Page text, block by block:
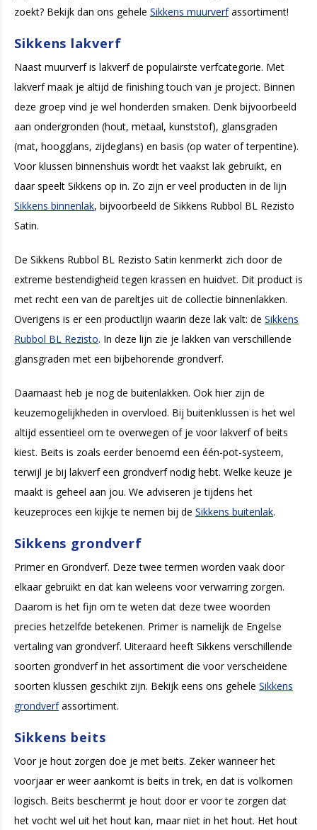
zoekt? Bekijk dan ons gehele Sikkens muurverfassortiment!
Sikkens lakverf
Naast muurverf is lakverf de populairste verfcategorie. Met
lakverf maak je altijd de finishing touch van je project. Binnen
deze groep vind je wel honderden smaken. Denk bijvoorbeeld
aan ondergronden (hout, metaal, kunststof), glansgraden
(mat, hoogglans, zijdeglans) en basis (op water of terpentine).
Voor klussen binnenshuis wordt het vaakst lak gebruikt, en
daar speelt Sikkens op in. Zo zijn er veel producten in de lijn
Sikkens binnenlak, bijvoorbeeld de Sikkens Rubbol BL Rezisto
Satin.
De Sikkens Rubbol BL Rezisto Satin kenmerkt zich door de
extreme bestendigheid tegen krassen en huidvet. Dit product is
met recht een van de pareltjes uit de collectie binnenlakken.
Overigens is er een productlijn waarin deze lak valt: de Sikkens
Rubbol BL Rezisto. In deze lijn zie je lakken van verschillende
glansgraden met een bijbehorende grondverf.
Daarnaast heb je nog de buitenlakken. Ook hier zijn de
keuzemogelijkheden in overvloed. Bij buitenklussen is het wel
altijd essentieel om te overwegen of je voor lakverf of beits
kiest. Beits is zoals eerder benoemd een één-pot-systeem,
terwijl je bij lakverf een grondverf nodig hebt. Welke keuze je
maakt is geheel aan jou. We adviseren je tijdens het
keuzeproces een kijkje te nemen bij de Sikkens buitenlak.
Sikkens grondverf
Primer en Grondverf. Deze twee termen worden vaak door
elkaar gebruikt en dat kan weleens voor verwarring zorgen.
Daarom is het fijn om te weten dat deze twee woorden
precies hetzelfde betekenen. Primer is namelijk de Engelse
vertaling van grondverf. Uiteraard heeft Sikkens verschillende
soorten grondverf in het assortiment die voor verscheidene
soorten klussen geschikt zijn. Bekijk eens ons gehele Sikkens
grondverfassortiment.
Sikkens beits
Voor je hout zorgen doe je met beits. Zeker wanneer het
voorjaar er weer aankomt is beits in trek, en dat is volkomen
logisch. Beits beschermt je hout door er voor te zorgen dat
het vocht wel uit het hout kan, maar niet in het hout. Het hout